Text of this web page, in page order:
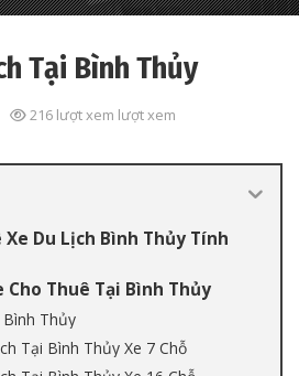
Tại Bình Thủy
216 lượt xem lượt xem
Xe Du Lịch Bình Thủy Tính
Cho Thuê Tại Bình Thủy
Thủy
Tại Bình Thủy Xe 7 Chỗ